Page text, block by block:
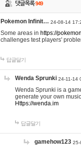
댓글목록949
Pokemon Infinit… 24-08-14
Some areas in https://
challenges test players'
답글달기
Wenda Sprunki 24-11-14
Wenda Sprunki is a
generate your own
Https://wenda.im
답글달기
gamehow123 25-